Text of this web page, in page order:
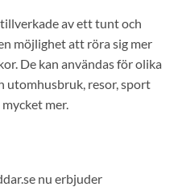
av ett tunt och
möjlighet att röra sig mer
De kan användas för olika
utomhusbruk, resor, sport
mer.
nu erbjuder